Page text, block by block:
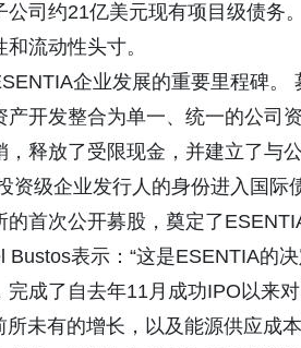
公司约21亿美元现有项目级债务
流动性头寸。
企业发展的重要里程碑
产开发整合为单一、统一的公司
，释放了受限现金，并建立了与
资级企业发行人的身份进入国
的首次公开募股，奠定了
Bustos表示：“这是ESENTIA的
完成了自去年11月成功IPO以来
未有的增长，以及能源供应成